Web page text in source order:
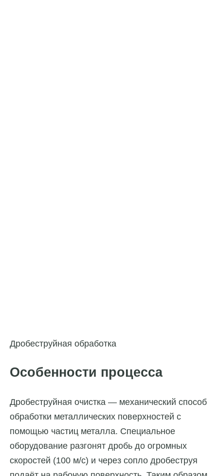
Дробеструйная обработка
Особенности процесса
Дробеструйная очистка — механический способ
обработки металлических поверхностей с
помощью частиц металла. Специальное
оборудование разгонят дробь до огромных
скоростей (100 м/с) и через сопло дробеструя